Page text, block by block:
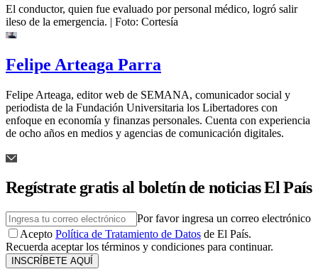
El conductor, quien fue evaluado por personal médico, logró salir
ileso de la emergencia. | Foto: Cortesía
Felipe Arteaga Parra
Felipe Arteaga, editor web de SEMANA, comunicador social y
periodista de la Fundación Universitaria los Libertadores con
enfoque en economía y finanzas personales. Cuenta con experiencia
de ocho años en medios y agencias de comunicación digitales.
Regístrate gratis al boletín de noticias El País
Por favor ingresa un correo electrónico
Acepto Política de Tratamiento de Datos de El País.
Recuerda aceptar los términos y condiciones para continuar.
INSCRÍBETE AQUÍ